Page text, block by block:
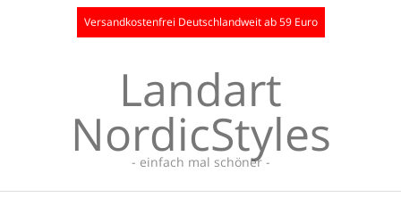
Versandkostenfrei Deutschlandweit ab 59 Euro
Landart
NordicStyles
- einfach mal schöner -